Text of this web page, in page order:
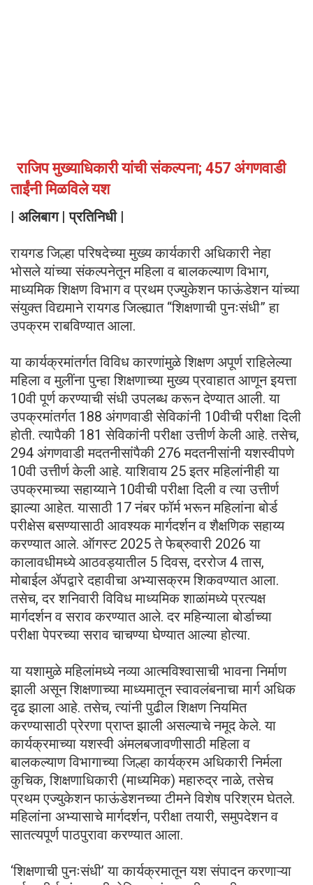
राजिप मुख्याधिकारी यांची संकल्पना; 457 अंगणवाडी
ताईंनी मिळविले यश
| अलिबाग | प्रतिनिधी |
रायगड जिल्हा परिषदेच्या मुख्य कार्यकारी अधिकारी नेहा
भोसले यांच्या संकल्पनेतून महिला व बालकल्याण विभाग,
माध्यमिक शिक्षण विभाग व प्रथम एज्युकेशन फाऊंडेशन यांच्या
संयुक्त विद्यमाने रायगड जिल्ह्यात “शिक्षणाची पुनःसंधी” हा
उपक्रम राबविण्यात आला.
या कार्यक्रमांतर्गत विविध कारणांमुळे शिक्षण अपूर्ण राहिलेल्या
महिला व मुलींना पुन्हा शिक्षणाच्या मुख्य प्रवाहात आणून इयत्ता
10वी पूर्ण करण्याची संधी उपलब्ध करून देण्यात आली. या
उपक्रमांतर्गत 188 अंगणवाडी सेविकांनी 10वीची परीक्षा दिली
होती. त्यापैकी 181 सेविकांनी परीक्षा उत्तीर्ण केली आहे. तसेच,
294 अंगणवाडी मदतनीसांपैकी 276 मदतनीसांनी यशस्वीपणे
10वी उत्तीर्ण केली आहे. याशिवाय 25 इतर महिलांनीही या
उपक्रमाच्या सहाय्याने 10वीची परीक्षा दिली व त्या उत्तीर्ण
झाल्या आहेत. यासाठी 17 नंबर फॉर्म भरून महिलांना बोर्ड
परीक्षेस बसण्यासाठी आवश्यक मार्गदर्शन व शैक्षणिक सहाय्य
करण्यात आले. ऑगस्ट 2025 ते फेब्रुवारी 2026 या
कालावधीमध्ये आठवड्यातील 5 दिवस, दररोज 4 तास,
मोबाईल ॲपद्वारे दहावीचा अभ्यासक्रम शिकवण्यात आला.
तसेच, दर शनिवारी विविध माध्यमिक शाळांमध्ये प्रत्यक्ष
मार्गदर्शन व सराव करण्यात आले. दर महिन्याला बोर्डाच्या
परीक्षा पेपरच्या सराव चाचण्या घेण्यात आल्या होत्या.
या यशामुळे महिलांमध्ये नव्या आत्मविश्वासाची भावना निर्माण
झाली असून शिक्षणाच्या माध्यमातून स्वावलंबनाचा मार्ग अधिक
दृढ झाला आहे. तसेच, त्यांनी पुढील शिक्षण नियमित
करण्यासाठी प्रेरणा प्राप्त झाली असल्याचे नमूद केले. या
कार्यक्रमाच्या यशस्वी अंमलबजावणीसाठी महिला व
बालकल्याण विभागाच्या जिल्हा कार्यक्रम अधिकारी निर्मला
कुचिक, शिक्षणाधिकारी (माध्यमिक) महारुद्र नाळे, तसेच
प्रथम एज्युकेशन फाऊंडेशनच्या टीमने विशेष परिश्रम घेतले.
महिलांना अभ्यासाचे मार्गदर्शन, परीक्षा तयारी, समुपदेशन व
सातत्यपूर्ण पाठपुरावा करण्यात आला.
‌‘शिक्षणाची पुनःसंधी’ या कार्यक्रमातून यश संपादन करणाऱ्या